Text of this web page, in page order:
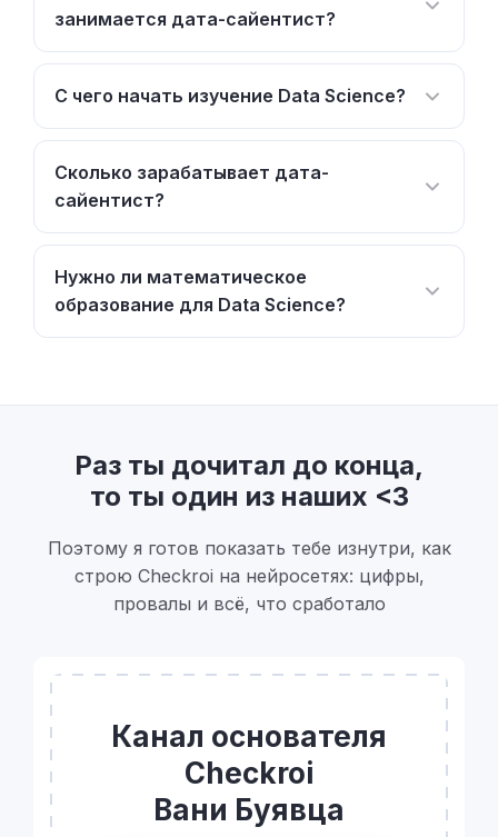
занимается дата-сайентист?
С чего начать изучение Data Science?
Сколько зарабатывает дата-
сайентист?
Нужно ли математическое
образование для Data Science?
Раз ты дочитал до конца,
то ты один из наших <3
Поэтому я готов показать тебе изнутри, как
строю Checkroi на нейросетях: цифры,
провалы и всё, что сработало
Канал основателя
Checkroi
Вани Буявца